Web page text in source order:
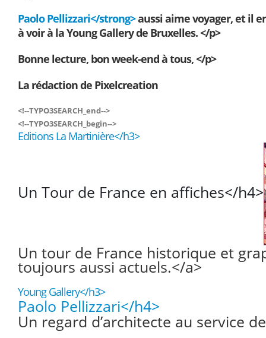
Paolo Pellizzari</strong>aussi aime voyager, et il
à voir à la Young Gallery de Bruxelles. </p>
Bonne lecture, bon week-end à tous, </p>
La rédaction de Pixelcreation
<!--TYPO3SEARCH_end-->
<!--TYPO3SEARCH_begin-->
Editions La Martinière</h3>
Un Tour de France en affiches</h4>
Un tour de France historique et
toujours aussi actuels.</a>
Young Gallery</h3>
Paolo Pellizzari</h4>
Un regard d’architecte au service